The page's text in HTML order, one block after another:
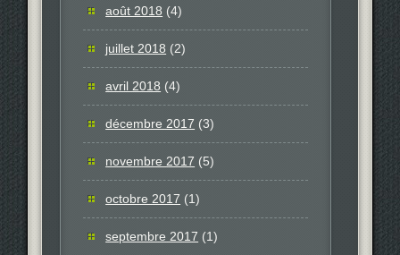
août 2018 (4)
juillet 2018 (2)
avril 2018 (4)
décembre 2017 (3)
novembre 2017 (5)
octobre 2017 (1)
septembre 2017 (1)